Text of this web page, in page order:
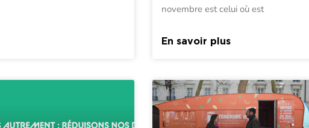
novembre est celui où est
En savoir plus